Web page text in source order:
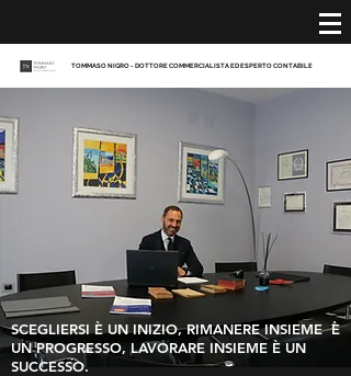
TOMMASO NIGRO - DOTTORE COMMERCIALISTA ED ESPERTO CONTABILE
SCEGLIERSI È UN INIZIO, RIMANERE INSIEME È
UN PROGRESSO, LAVORARE INSIEME È UN
SUCCESSO.